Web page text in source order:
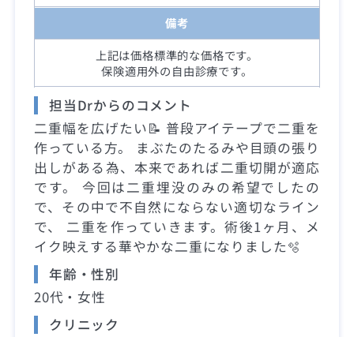
備考
上記は価格標準的な価格です。
保険適用外の自由診療です。
担当Drからのコメント
二重幅を広げたい📝 普段アイテープで二重を
作っている方。 まぶたのたるみや目頭の張り
出しがある為、本来であれば二重切開が適応
です。 今回は二重埋没のみの希望でしたの
で、その中で不自然にならない適切なライン
で、 二重を作っていきます。術後1ヶ月、メ
イク映えする華やかな二重になりました🫧
年齢・性別
20代・女性
クリニック